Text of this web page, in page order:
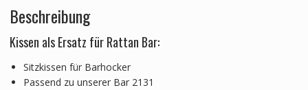
Beschreibung
Kissen als Ersatz für Rattan Bar:
Sitzkissen für Barhocker
Passend zu unserer Bar 2131